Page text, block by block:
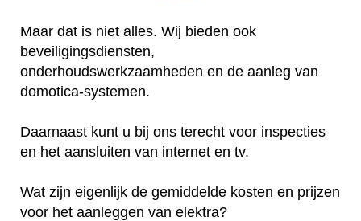
Maar dat is niet alles. Wij bieden ook
beveiligingsdiensten,
onderhoudswerkzaamheden en de aanleg van
domotica-systemen.
Daarnaast kunt u bij ons terecht voor inspecties
en het aansluiten van internet en tv.
Wat zijn eigenlijk de gemiddelde kosten en prijzen
voor het aanleggen van elektra?